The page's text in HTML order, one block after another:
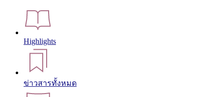
Highlights
ข่าวสารทั้งหมด